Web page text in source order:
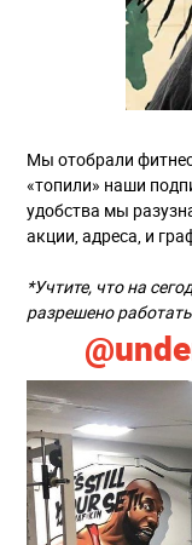
Мы отобрали
«топили» наши
удобства мы
акции, адреса, и
*Учтите, что на
разрешено